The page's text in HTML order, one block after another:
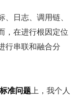
日志、调用链、
，在进行根因定位
行串联和融合分
准问题上，我个人